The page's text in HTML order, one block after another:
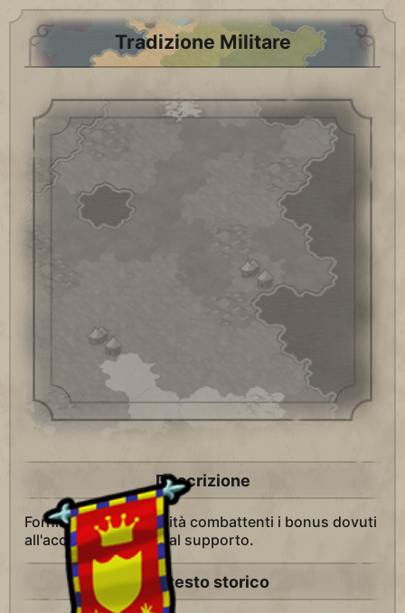
Tradizione Militare
Descrizione
Fornisce a tutte le unità combattenti i bonus dovuti
all'accerchiamento e al supporto.
Contesto storico